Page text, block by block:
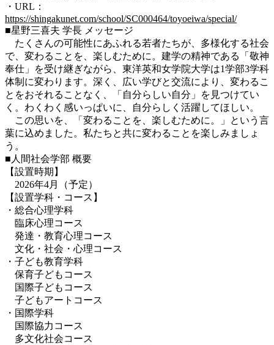
・URL：
https://shingakunet.com/school/SC000464/toyoeiwa/special/
■星野三喜夫 学長 メッセージ
たくさんの可能性にあふれる若者たちが、多様化する社会
で、変わることを、楽しむために。建学の精神である「敬神
奉仕」を受け継ぎながら、東洋英和女学院大学は1学部3学科
体制に変わります。深く、広い学びと交流により、変わるこ
とをおそれることなく、「自分らしい自分」を見つけてい
く。わくわく感いっぱいに、自分らしく活躍してほしい。
この思いを、「変わることを、楽しむために。」という言
葉に込めました。私たちと共に変わることを楽しみましょ
う。
■人間社会学部 概要
【設置時期 】
2026年4月（予定）
【設置学科・コース】
・総合心理学科
臨床心理コース
発達・教育心理コース
文化・社会・心理コース
・子ども教育学科
保育子どもコース
国際子どもコース
子どもアートコース
・国際学科
国際協力コース
多文化社会コース